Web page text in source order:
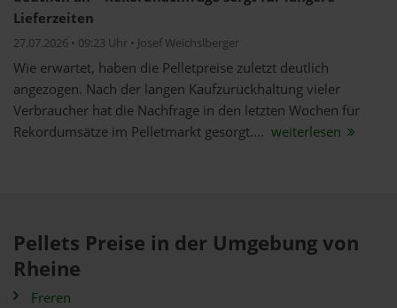
Lieferzeiten
27.07.2026 • 09:23 Uhr • Josef Weichslberger
Wie erwartet, haben die Pelletpreise zuletzt deutlich
angezogen. Nach der langen Kaufzurückhaltung vieler
Verbraucher hat die Nachfrage in den letzten Wochen für
Rekordumsätze im Pelletmarkt gesorgt.... weiterlesen
Pellets Preise in der Umgebung von
Rheine
Freren